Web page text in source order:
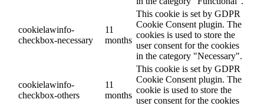
cookielawinfo-
checkbox-necessary
11
months
This cookie is set by GDPR
Cookie Consent plugin. The
cookies is used to store the
user consent for the cookies
in the category "Necessary".
cookielawinfo-
checkbox-others
11
months
This cookie is set by GDPR
Cookie Consent plugin. The
cookie is used to store the
user consent for the cookies